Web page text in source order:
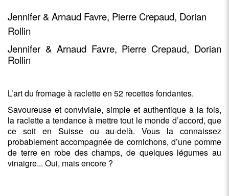
Jennifer & Arnaud Favre, Pierre Crepaud, Dorian
Rollin
Jennifer & Arnaud Favre, Pierre Crepaud, Dorian
Rollin
L’art du fromage à raclette en 52 recettes fondantes.
Savoureuse et conviviale, simple et authentique à la fois,
la raclette a tendance à mettre tout le monde d’accord, que
ce soit en Suisse ou au-delà. Vous la connaissez
probablement accompagnée de cornichons, d’une pomme
de terre en robe des champs, de quelques légumes au
vinaigre... Oui, mais encore ?